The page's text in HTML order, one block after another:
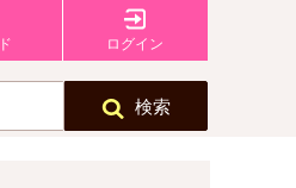
ログイン
検索